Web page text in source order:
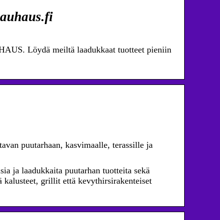
Löydä meiltä laadukkaat tuotteet pieniin
puutarhaan, kasvimaalle, terassille ja
ja laadukkaita puutarhan tuotteita sekä
kalusteet, grillit että kevythirsirakenteiset